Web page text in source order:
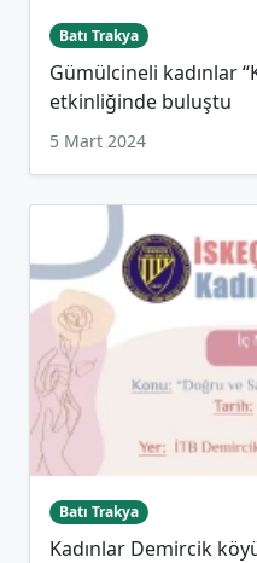
Batı Trakya
Gümülcineli kadınlar
etkinliğinde buluştu
5 Mart 2024
Batı Trakya
Kadınlar Demircik